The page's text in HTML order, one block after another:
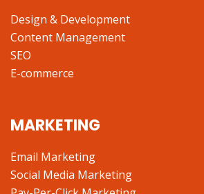
Design & Development
Content Management
SEO
E-commerce
MARKETING
Email Marketing
Social Media Marketing